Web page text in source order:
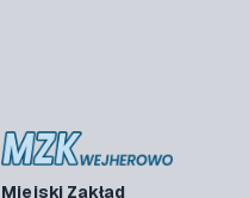
Miejski Zakład